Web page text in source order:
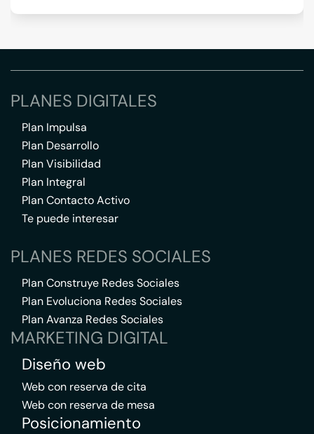
PLANES DIGITALES
Plan Impulsa
Plan Desarrollo
Plan Visibilidad
Plan Integral
Plan Contacto Activo
Te puede interesar
PLANES REDES SOCIALES
Plan Construye Redes Sociales
Plan Evoluciona Redes Sociales
Plan Avanza Redes Sociales
MARKETING DIGITAL
Diseño web
Web con reserva de cita
Web con reserva de mesa
Posicionamiento